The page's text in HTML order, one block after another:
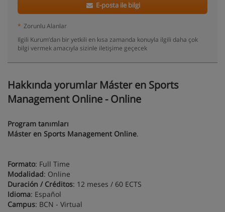
E-posta ile bilgi
* Zorunlu Alanlar
Ilgili Kurum’dan bir yetkili en kısa zamanda konuyla ilgili daha çok
bilgi vermek amacıyla sizinle iletişime geçecek
Hakkında yorumlar Máster en Sports
Management Online - Online
Program tanımları
Máster en Sports Management Online.
Formato: Full Time
Modalidad: Online
Duración / Créditos: 12 meses / 60 ECTS
Idioma: Español
Campus: BCN - Virtual